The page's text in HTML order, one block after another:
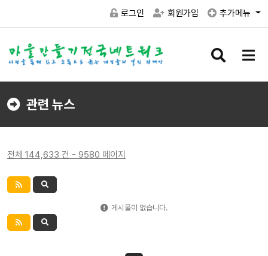
로그인 회원가입 추가메뉴
검
버
메
버
관련 뉴스
전체 144,633 건 - 9580 페이지
게시물이 없습니다.